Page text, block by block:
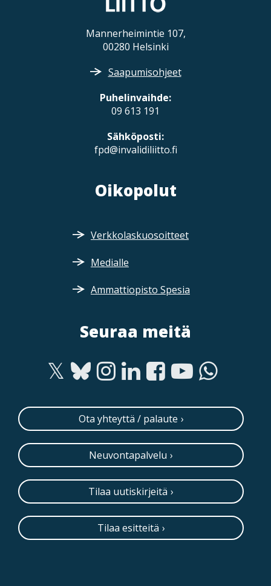
Mannerheimintie 107,
00280 Helsinki
Saapumisohjeet
Puhelinvaihde:
09 613 191
Sähköposti:
fpd@invalidiliitto.fi
Oikopolut
Verkkolaskuosoitteet
Medialle
Ammattiopisto Spesia
Seuraa meitä
Ota yhteyttä / palaute
Neuvontapalvelu
Tilaa uutiskirjeitä
Tilaa esitteitä